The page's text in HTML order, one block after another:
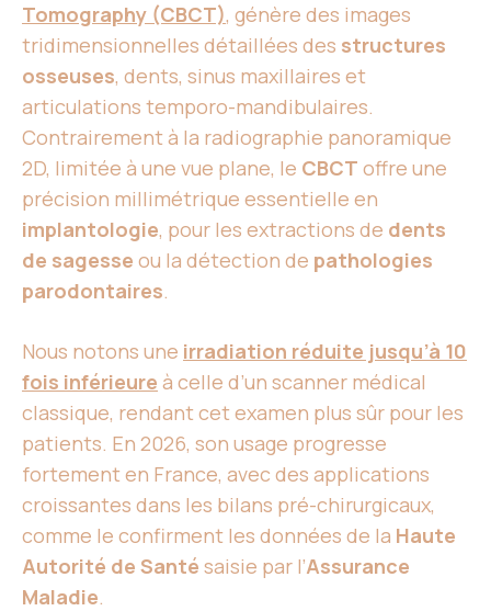
Tomography (CBCT), génère des images
tridimensionnelles détaillées des structures
osseuses, dents, sinus maxillaires et
articulations temporo-mandibulaires.
Contrairement à la radiographie panoramique
2D, limitée à une vue plane, le CBCT offre une
précision millimétrique essentielle en
implantologie, pour les extractions de dents
de sagesse ou la détection de pathologies
parodontaires.
Nous notons une irradiation réduite jusqu’à 10
fois inférieure à celle d’un scanner médical
classique, rendant cet examen plus sûr pour les
patients. En 2026, son usage progresse
fortement en France, avec des applications
croissantes dans les bilans pré-chirurgicaux,
comme le confirment les données de la Haute
Autorité de Santé saisie par l’Assurance
Maladie.